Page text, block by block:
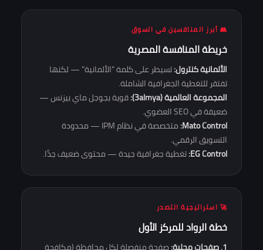
👥 أبرز المنافسين في السوق
خريطة المنافسة المصرية
الألمانية كنترول:تسيطر على كلمة "الألمانية" — لكنها
تفتقر للتغطية الجغرافية الشاملة.
المجموعة العالمية (3almya):
قوية بجوجل ماي بيزنس —
ضعيفة في SEO العضوي.
Mato Control:
متخصصة في نظام IPM — محدودة
التسويق الرقمي.
EG Control: تغطية جغرافية جيدة — محتوى ضعيف جدًا.
🚀 استراتيجية التصدر
خطة الرواد للمركز الأول